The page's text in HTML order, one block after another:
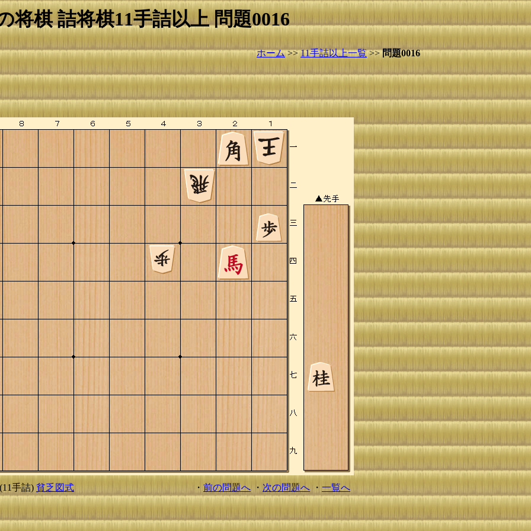
将棋 詰将棋11手詰以上 問題0016
ホーム>>11手詰以上一覧>>問題0016
(11手詰) 貧乏図式 ・ 前の問題へ・次の問題へ ・ 一覧へ